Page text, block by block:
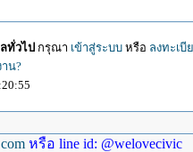
ทั่วไป กรุณา เข้าสู่ระบบหรือ ลงทะเบี
น?
หรือ line id: @welovecivic